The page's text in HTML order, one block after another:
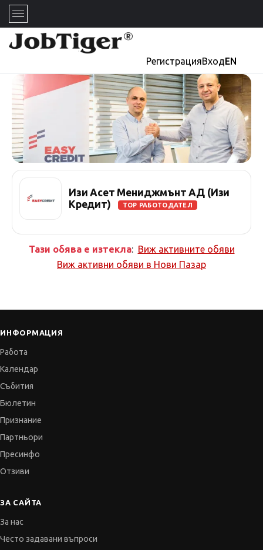
РегистрацияВходEN
Изи Асет Мениджмънт АД (Изи
Кредит)
TOP РАБОТОДАТЕЛ
Тази обява е изтекла: Виж активните обяви
Виж активни обяви в Нови Пазар
ИНФОРМАЦИЯ
Работа
Календар
Събития
Бюлетин
Признание
Партньори
Пресинфо
Отзиви
ЗА САЙТА
За нас
Често задавани въпроси